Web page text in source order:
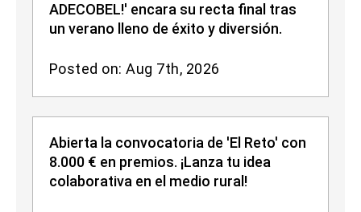
ADECOBEL!' encara su recta final tras
un verano lleno de éxito y diversión.
Posted on: Aug 7th, 2026
Abierta la convocatoria de 'El Reto' con
8.000 € en premios. ¡Lanza tu idea
colaborativa en el medio rural!